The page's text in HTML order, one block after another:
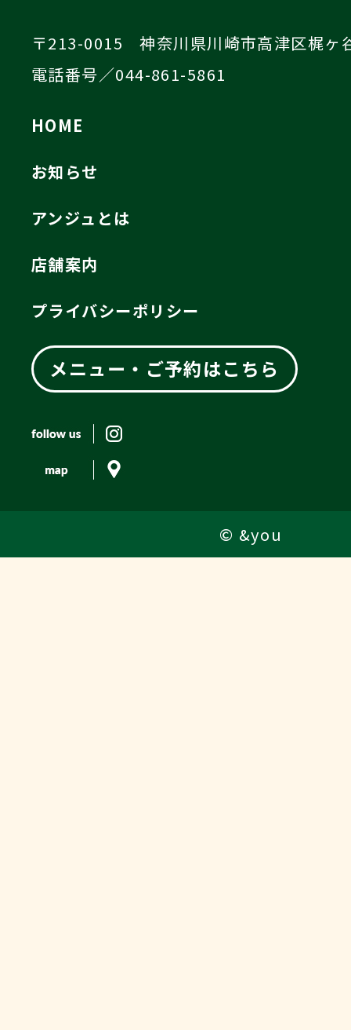
〒213-0015 神奈川県川崎市高津区梶ヶ
電話番号／044-861-5861
HOME
お知らせ
アンジュとは
店舗案内
プライバシーポリシー
メニュー・ご予約はこちら
© &you